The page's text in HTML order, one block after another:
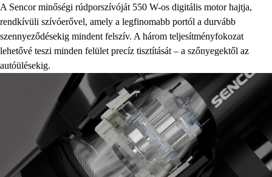
A Sencor minőségi rúdporszívóját 550 W-os digitális motor hajtja,
rendkívüli szívóerővel, amely a legfinomabb portól a durvább
szennyeződésekig mindent felszív. A három teljesítményfokozat
lehetővé teszi minden felület precíz tisztítását – a szőnyegektől az
autóülésekig.